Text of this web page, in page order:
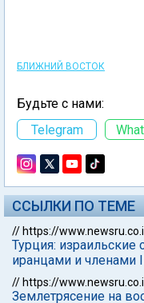
БЛИЖНИЙ ВОСТОК
Будьте с нами:
Telegram
ССЫЛКИ ПО ТЕМЕ
// https://
Турция: израильские
иранцами и членами
// https://
Землетрясение на